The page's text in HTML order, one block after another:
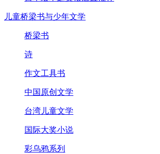
儿童桥梁书与少年文学
桥梁书
诗
作文工具书
中国原创文学
台湾儿童文学
国际大奖小说
彩乌鸦系列